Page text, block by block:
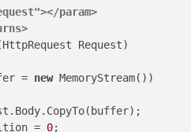
</param>
HttpRequest Request)
= new MemoryStream())
=
0;